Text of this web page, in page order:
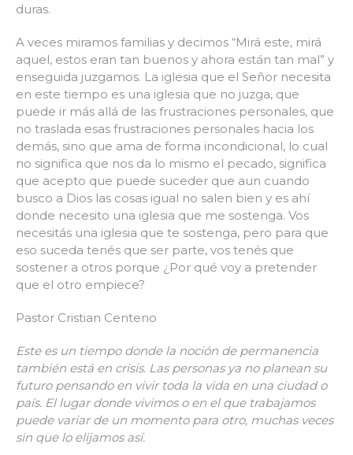
duras.
A veces miramos familias y decimos “Mirá este, mirá
aquel, estos eran tan buenos y ahora están tan mal” y
enseguida juzgamos. La iglesia que el Señor necesita
en este tiempo es una iglesia que no juzga, que
puede ir más allá de las frustraciones personales, que
no traslada esas frustraciones personales hacia los
demás, sino que ama de forma incondicional, lo cual
no significa que nos da lo mismo el pecado, significa
que acepto que puede suceder que aun cuando
busco a Dios las cosas igual no salen bien y es ahí
donde necesito una iglesia que me sostenga. Vos
necesitás una iglesia que te sostenga, pero para que
eso suceda tenés que ser parte, vos tenés que
sostener a otros porque ¿Por qué voy a pretender
que el otro empiece?
Pastor Cristian Centeno
Este es un tiempo donde la noción de permanencia
también está en crisis. Las personas ya no planean su
futuro pensando en vivir toda la vida en una ciudad o
país. El lugar donde vivimos o en el que trabajamos
puede variar de un momento para otro, muchas veces
sin que lo elijamos así.